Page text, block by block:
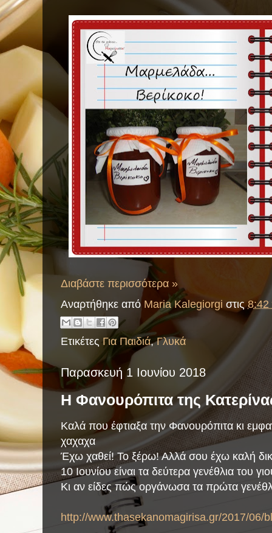
Διαβάστε περισσότερα »
Αναρτήθηκε από Maria Kalegiorgi στις8:42
Ετικέτες Για Παιδιά,Γλυκά
Παρασκευή 1 Ιουνίου 2018
Η Φανουρόπιτα της
Καλά που έφτιαξα την Φανουρόπιτα κι
χαχαχα
Έχω χαθεί! Το ξέρω! Αλλά σου έχω καλή
10 Ιουνίου είναι τα δεύτερα γενέθλια του
Κι αν είδες πώς οργάνωσα τα πρώτα
http://www.thasekanomagirisa.gr/2017/06/